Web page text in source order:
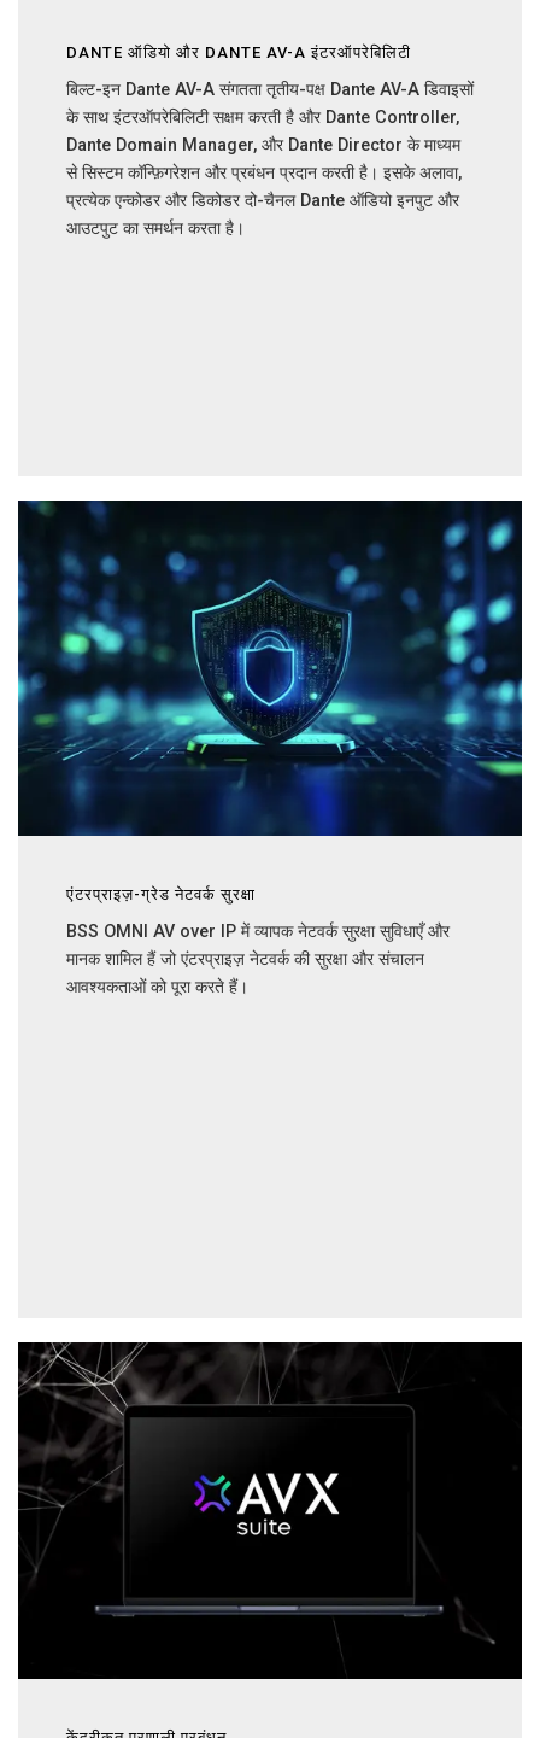
DANTE ऑडियो और DANTE AV-A इंटरऑपरेबिलिटी
बिल्ट-इन Dante AV-A संगतता तृतीय-पक्ष Dante AV-A डिवाइसों
के साथ इंटरऑपरेबिलिटी सक्षम करती है और Dante Controller,
Dante Domain Manager, और Dante Director के माध्यम
से सिस्टम कॉन्फ़िगरेशन और प्रबंधन प्रदान करती है। इसके अलावा,
प्रत्येक एन्कोडर और डिकोडर दो-चैनल Dante ऑडियो इनपुट और
आउटपुट का समर्थन करता है।
एंटरप्राइज़-ग्रेड नेटवर्क सुरक्षा
BSS OMNI AV over IP में व्यापक नेटवर्क सुरक्षा सुविधाएँ और
मानक शामिल हैं जो एंटरप्राइज़ नेटवर्क की सुरक्षा और संचालन
आवश्यकताओं को पूरा करते हैं।